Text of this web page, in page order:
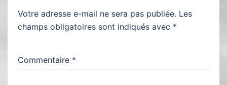
Votre adresse e-mail ne sera pas publiée. Les
champs obligatoires sont indiqués avec *
Commentaire *